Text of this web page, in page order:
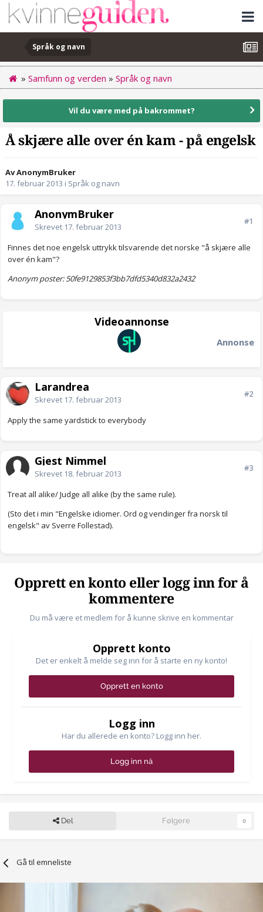
Språk og navn
» Samfunn og verden » Språk og navn
Vil du være med på bakrommet?
Å skjære alle over én kam - på engelsk
Av AnonymBruker
17. februar 2013 i Språk og navn
AnonymBruker
Skrevet 17. februar 2013
#1
Finnes det noe engelsk uttrykk tilsvarende det norske "å skjære alle
over én kam"?
Anonym poster: 50fe9129853f3bb7dfd5340d832a2432
Videoannonse
Annonse
Larandrea
Skrevet 17. februar 2013
#2
Apply the same yardstick to everybody
Gjest Nimmel
Skrevet 18. februar 2013
#3
Treat all alike/ Judge all alike (by the same rule).
(Sto det i min "Engelske idiomer. Ord og vendinger fra norsk til
engelsk" av Sverre Follestad).
Opprett en konto eller logg inn for å
kommentere
Du må være et medlem for å kunne skrive en kommentar
Opprett konto
Det er enkelt å melde seg inn for å starte en ny konto!
Opprett en konto
Logg inn
Har du allerede en konto? Logg inn her.
Logg inn nå
Del Følgere 0
Gå til emneliste